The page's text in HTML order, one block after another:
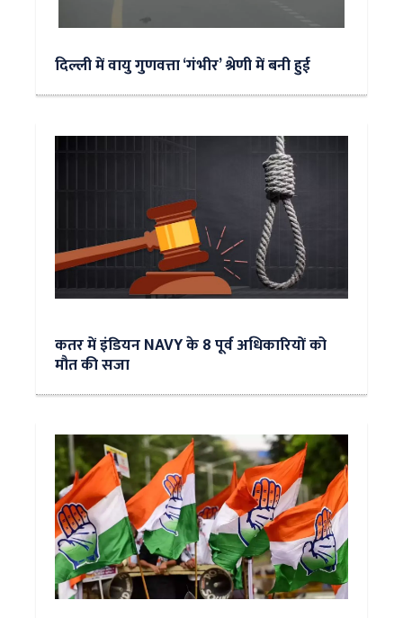
दिल्ली में वायु गुणवत्ता ‘गंभीर’ श्रेणी में बनी हुई
कतर में इंडियन NAVY के 8 पूर्व अधिकारियों को
मौत की सजा